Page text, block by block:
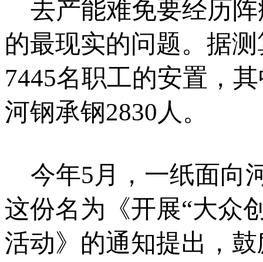
去产能难免要经历阵
的最现实的问题。据
7445名职工的安置，
河钢承钢2830人。
今年5月，一纸面向
这份名为《开展“大众
活动》的通知提出，